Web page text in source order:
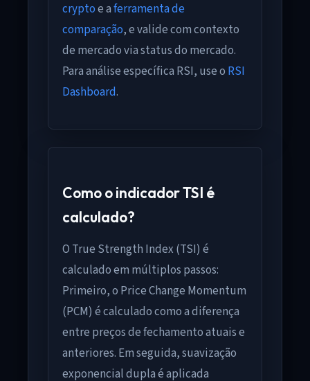
cryptoe aferramenta de
comparação, e valide com contexto
de mercado via status do mercado.
Para análise específica RSI, use o RSI
Dashboard.
Como o indicador TSI é
calculado?
O True Strength Index (TSI) é
calculado em múltiplos passos:
Primeiro, o Price Change Momentum
(PCM) é calculado como a diferença
entre preços de fechamento atuais e
anteriores. Em seguida, suavização
exponencial dupla é aplicada